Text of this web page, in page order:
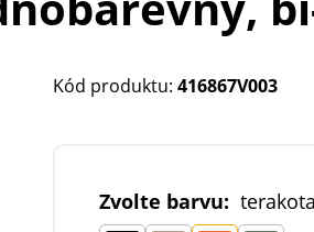
Kód produktu: 416867V003
Zvolte barvu: terakota